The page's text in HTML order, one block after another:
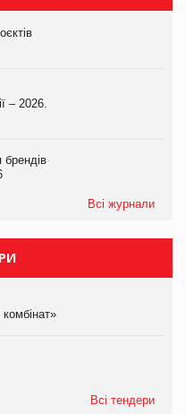
– 2026.
Всі журнали
Всі тендери